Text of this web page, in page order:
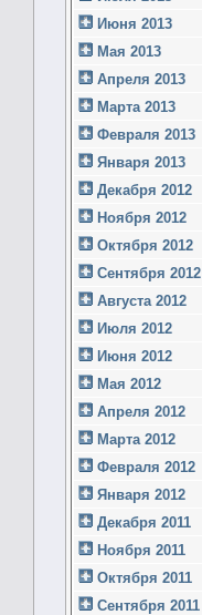
Июня 2013
Мая 2013
Апреля 2013
Марта 2013
Февраля 2013
Января 2013
Декабря 2012
Ноября 2012
Октября 2012
Сентября 2012
Августа 2012
Июля 2012
Июня 2012
Мая 2012
Апреля 2012
Марта 2012
Февраля 2012
Января 2012
Декабря 2011
Ноября 2011
Октября 2011
Сентября 2011